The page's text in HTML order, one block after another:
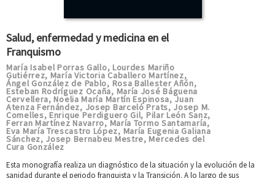
Salud, enfermedad y medicina en el
Franquismo
María Isabel Porras Gallo, Lourdes Mariño
Gutiérrez, María Victoria Caballero Martínez,
Ángel González de Pablo, Rosa Ballester Añón,
Esteban Rodríguez Ocaña, María José Báguena
Cervellera, Noelia María Martín Espinosa,Juan
Atenza Fernández, Josep Barceló Prats, Josep M.
Comelles, Enrique Perdiguero Gil, Pilar León Sanz,
Ferran Martínez Navarro, María Tormo Santamaría,
Eva María Trescastro López, María Eugenia Galiana
Sánchez, Josep Bernabeu Mestre, Mercedes del
Cura González
Esta monografía realiza un diagnóstico de la situación y la evolución de la
sanidad durante el periodo franquista y la Transición. A lo largo de sus